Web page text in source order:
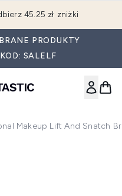
45.25 zł zniżki
PRODUKTY
SALELF
Makeup Lift And Snatch